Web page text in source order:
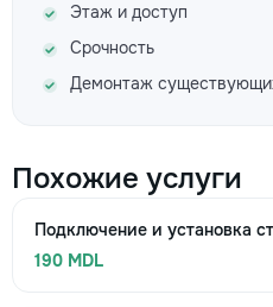
Этаж и доступ
Срочность
Демонтаж
Похожие услуги
Подключение и установка
190 MDL